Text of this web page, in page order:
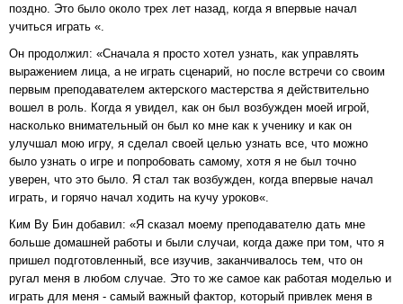
поздно. Это было около трех лет назад, когда я впервые начал
учиться играть «.
Он продолжил: «Сначала я просто хотел узнать, как управлять
выражением лица, а не играть сценарий, но после встречи со своим
первым преподавателем актерского мастерства я действительно
вошел в роль. Когда я увидел, как он был возбужден моей игрой,
насколько внимательный он был ко мне как к ученику и как он
улучшал мою игру, я сделал своей целью узнать все, что можно
было узнать о игре и попробовать самому, хотя я не был точно
уверен, что это было. Я стал так возбужден, когда впервые начал
играть, и горячо начал ходить на кучу уроков«.
Ким Ву Бин добавил: «Я сказал моему преподавателю дать мне
больше домашней работы и были случаи, когда даже при том, что я
пришел подготовленный, все изучив, заканчивалось тем, что он
ругал меня в любом случае. Это то же самое как работая моделью и
играть для меня - самый важный фактор, который привлек меня в